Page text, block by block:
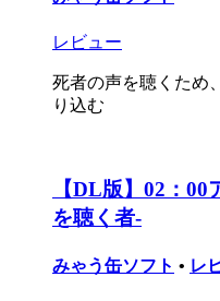
レビュー
死者の声を聴くため
り込む
【DL版】02：
を聴く者-
みゃう缶ソフト • レ